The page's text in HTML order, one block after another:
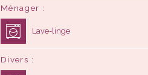
Ménager
Lave-linge
Divers